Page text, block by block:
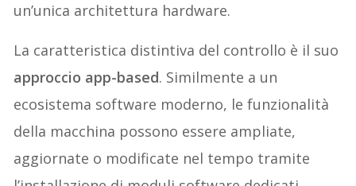
un’unica architettura hardware.
La caratteristica distintiva del controllo è il suo
approccio app-based. Similmente a un
ecosistema software moderno, le funzionalità
della macchina possono essere ampliate,
aggiornate o modificate nel tempo tramite